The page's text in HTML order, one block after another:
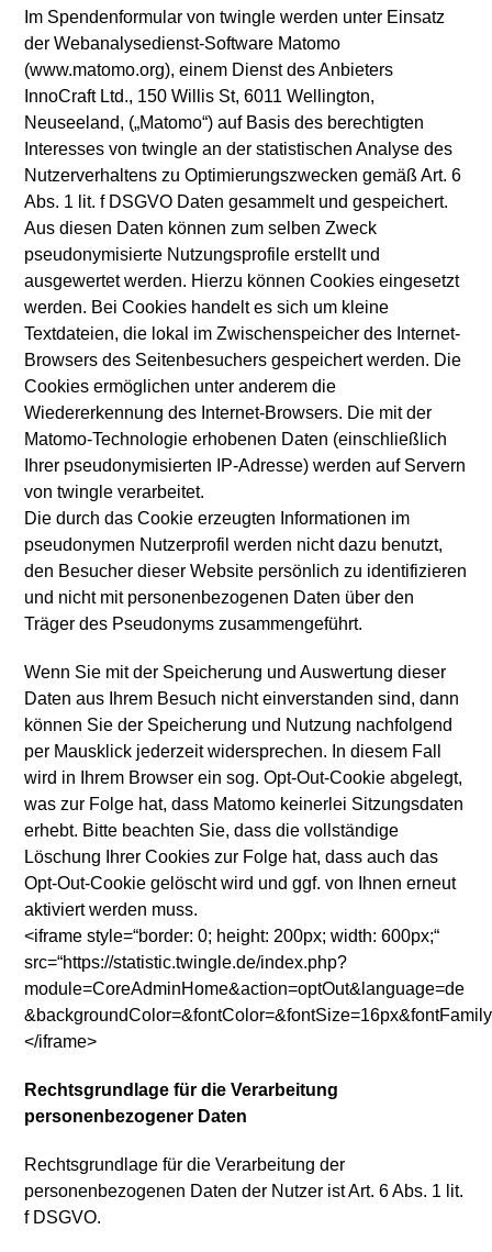
Im Spendenformular von twingle werden unter Einsatz
der Webanalysedienst-Software Matomo
(www.matomo.org), einem Dienst des Anbieters
InnoCraft Ltd., 150 Willis St, 6011 Wellington,
Neuseeland, („Matomo“) auf Basis des berechtigten
Interesses von twingle an der statistischen Analyse des
Nutzerverhaltens zu Optimierungszwecken gemäß Art. 6
Abs. 1 lit. f DSGVO Daten gesammelt und gespeichert.
Aus diesen Daten können zum selben Zweck
pseudonymisierte Nutzungsprofile erstellt und
ausgewertet werden. Hierzu können Cookies eingesetzt
werden. Bei Cookies handelt es sich um kleine
Textdateien, die lokal im Zwischenspeicher des Internet-
Browsers des Seitenbesuchers gespeichert werden. Die
Cookies ermöglichen unter anderem die
Wiedererkennung des Internet-Browsers. Die mit der
Matomo-Technologie erhobenen Daten (einschließlich
Ihrer pseudonymisierten IP-Adresse) werden auf Servern
von twingle verarbeitet.
Die durch das Cookie erzeugten Informationen im
pseudonymen Nutzerprofil werden nicht dazu benutzt,
den Besucher dieser Website persönlich zu identifizieren
und nicht mit personenbezogenen Daten über den
Träger des Pseudonyms zusammengeführt.
Wenn Sie mit der Speicherung und Auswertung dieser
Daten aus Ihrem Besuch nicht einverstanden sind, dann
können Sie der Speicherung und Nutzung nachfolgend
per Mausklick jederzeit widersprechen. In diesem Fall
wird in Ihrem Browser ein sog. Opt-Out-Cookie abgelegt,
was zur Folge hat, dass Matomo keinerlei Sitzungsdaten
erhebt. Bitte beachten Sie, dass die vollständige
Löschung Ihrer Cookies zur Folge hat, dass auch das
Opt-Out-Cookie gelöscht wird und ggf. von Ihnen erneut
aktiviert werden muss.
<iframe style=“border: 0; height: 200px; width: 600px;“
src=“https://statistic.twingle.de/index.php?
module=CoreAdminHome&action=optOut&language=de
</iframe>
Rechtsgrundlage für die Verarbeitung
personenbezogener Daten
Rechtsgrundlage für die Verarbeitung der
personenbezogenen Daten der Nutzer ist Art. 6 Abs. 1 lit.
f DSGVO.